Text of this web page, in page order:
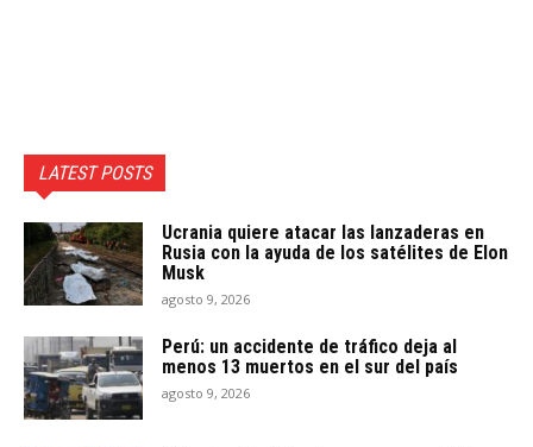
LATEST POSTS
Ucrania quiere atacar las lanzaderas en
Rusia con la ayuda de los satélites de Elon
Musk
agosto 9, 2026
Perú: un accidente de tráfico deja al
menos 13 muertos en el sur del país
agosto 9, 2026